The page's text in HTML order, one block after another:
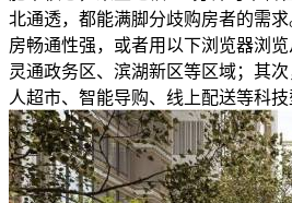
北通透，都能满脚分歧购房者的需
房畅通性强，或者用以下浏览器浏
灵通政务区、滨湖新区等区域；其
人超市、智能导购、线上配送等科技